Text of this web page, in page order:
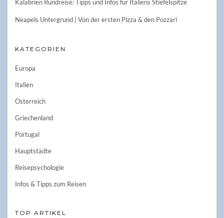
Kalabrien Rundreise: Tipps und Infos für Italiens Stiefelspitze
Neapels Untergrund | Von der ersten Pizza & den Pozzari
KATEGORIEN
Europa
Italien
Österreich
Griechenland
Portugal
Hauptstädte
Reisepsychologie
Infos & Tipps zum Reisen
TOP ARTIKEL